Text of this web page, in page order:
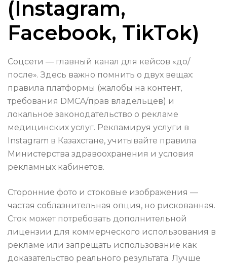
(Instagram,
Facebook, TikTok)
Соцсети — главный канал для кейсов «до/
после». Здесь важно помнить о двух вещах:
правила платформы (жалобы на контент,
требования DMCA/прав владельцев) и
локальное законодательство о рекламе
медицинских услуг. Рекламируя услуги в
Instagram в Казахстане, учитывайте правила
Министерства здравоохранения и условия
рекламных кабинетов.
Сторонние фото и стоковые изображения —
частая соблазнительная опция, но рискованная.
Сток может потребовать дополнительной
лицензии для коммерческого использования в
рекламе или запрещать использование как
доказательство реального результата. Лучше